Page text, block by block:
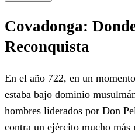
Covadonga:
Reconquista
En el año 722, en un
estaba bajo dominio
hombres liderados por Don
contra un ejército mucho más